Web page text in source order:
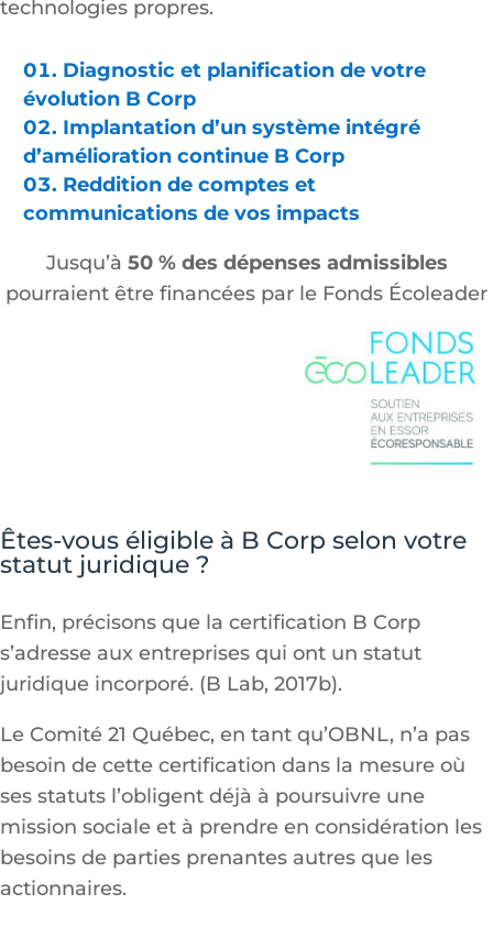
technologies propres.
Diagnostic et planification de votre
évolution B Corp
Implantation d’un système intégré
d’amélioration continue B Corp
Reddition de comptes et
communications de vos impacts
Jusqu’à 50 % des dépenses admissibles
pourraient être financées par le Fonds Écoleader
Êtes-vous éligible à B Corp selon votre
statut juridique ?
Enfin, précisons que la certification B Corp
s’adresse aux entreprises qui ont un statut
juridique incorporé. (B Lab, 2017b).
Le Comité 21 Québec, en tant qu’OBNL, n’a pas
besoin de cette certification dans la mesure où
ses statuts l’obligent déjà à poursuivre une
mission sociale et à prendre en considération les
besoins de parties prenantes autres que les
actionnaires.